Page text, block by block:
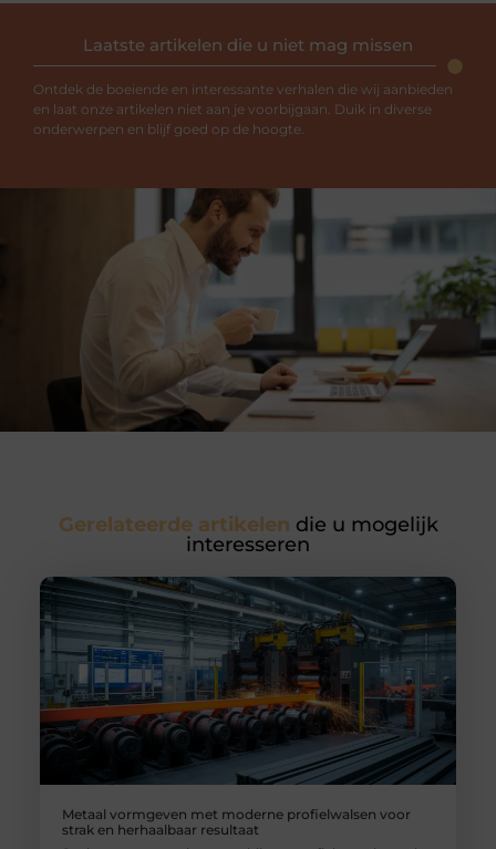
Laatste artikelen die u niet mag missen
Ontdek de boeiende en interessante verhalen die wij aanbieden
en laat onze artikelen niet aan je voorbijgaan. Duik in diverse
onderwerpen en blijf goed op de hoogte.
Gerelateerde artikelen die u mogelijk
interesseren
Metaal vormgeven met moderne profielwalsen voor
strak en herhaalbaar resultaat